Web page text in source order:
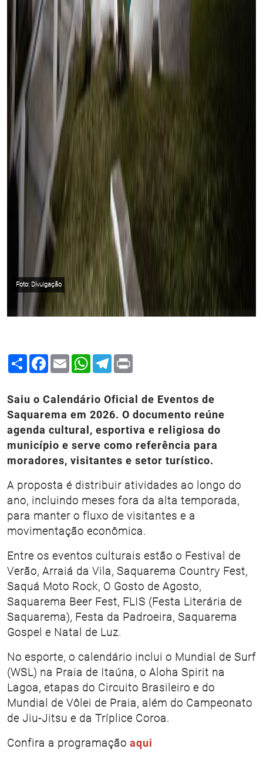
Foto: Divulgação
Share Facebook
Email WhatsApp
Telegram
Saiu o Calendário Oficial de Eventos de
Saquarema em 2026. O documento reúne
agenda cultural, esportiva e religiosa do
município e serve como referência para
moradores, visitantes e setor turístico.
A proposta é distribuir atividades ao longo do
ano, incluindo meses fora da alta temporada,
para manter o fluxo de visitantes e a
movimentação econômica.
Entre os eventos culturais estão o Festival de
Verão, Arraiá da Vila, Saquarema Country Fest,
Saquá Moto Rock, O Gosto de Agosto,
Saquarema Beer Fest, FLIS (Festa Literária de
Saquarema), Festa da Padroeira, Saquarema
Gospel e Natal de Luz.
No esporte, o calendário inclui o Mundial de Surf
(WSL) na Praia de Itaúna, o Aloha Spirit na
Lagoa, etapas do Circuito Brasileiro e do
Mundial de Vôlei de Praia, além do Campeonato
de Jiu-Jitsu e da Tríplice Coroa.
Confira a programação aqui